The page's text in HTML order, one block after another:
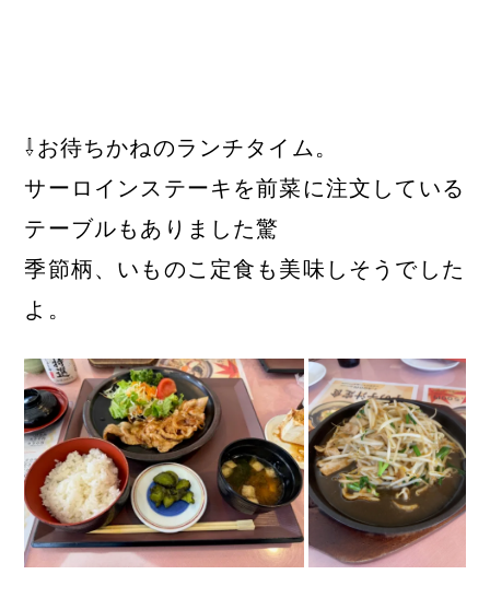
⇩お待ちかねのランチタイム。
サーロインステーキを前菜に注文している
テーブルもありました驚
季節柄、いものこ定食も美味しそうでした
よ。